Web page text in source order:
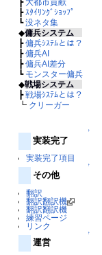
┣ ｽﾀｲﾘﾝｸﾞｼｮｯﾌﾟ
┗没ネタ集
◆傭兵システム
┣傭兵ｼｽﾃﾑとは？
┣傭兵AI
┣傭兵AI差分
┗ モンスター傭兵
◆戦場システム
┣戦場ｼｽﾃﾑとは？
┗ クリーガー
↑
実装完了
実装完了項目
↑
その他
翻訳
翻訳翻訳機
翻訳翻訳機
練習ページ
リンク
↑
運営